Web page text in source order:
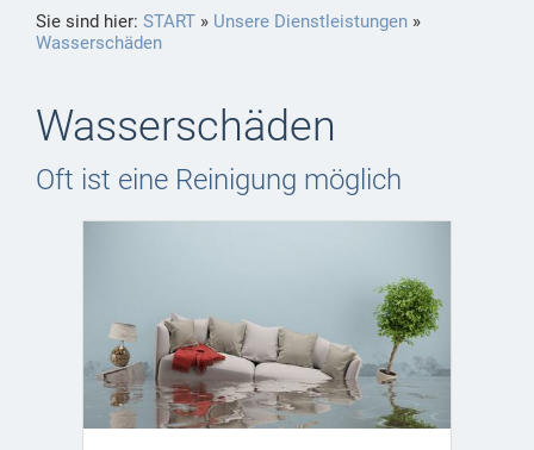
Sie sind hier: START » Unsere Dienstleistungen »
Wasserschäden
Wasserschäden
Oft ist eine Reinigung möglich